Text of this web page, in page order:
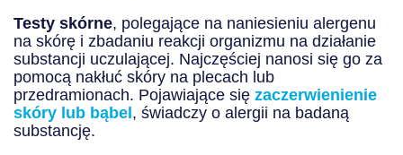
Testy skórne, polegające na naniesieniu alergenu
na skórę i zbadaniu reakcji organizmu na działanie
substancji uczulającej. Najczęściej nanosi się go za
pomocą nakłuć skóry na plecach lub
przedramionach. Pojawiające się zaczerwienienie
skóry lub bąbel , świadczy o alergii na badaną
substancję.